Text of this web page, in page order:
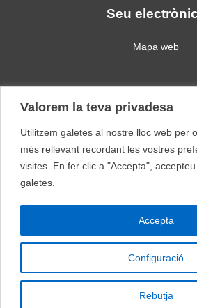
Valorem la teva privadesa
Utilitzem galetes al nostre lloc web per
més rellevant recordant les vostres
visites. En fer clic a "Accepta",
galetes.
Configuració
Rebutja
Accepta
Seu
Mapa web
Política de galetes
Escola Can Barriga